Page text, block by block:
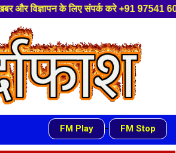
97541 60816 ,हमारे यूट्यूब चैनल को
FM Play - FM Stop